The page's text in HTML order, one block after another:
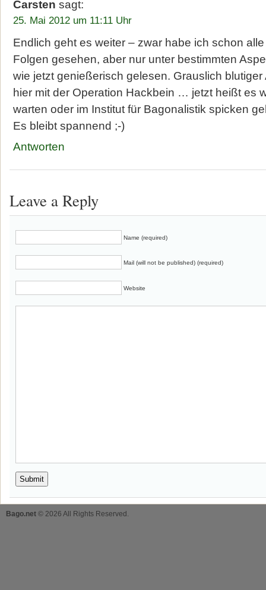
Carsten sagt:
25. Mai 2012 um 11:11 Uhr
Endlich geht es weiter – zwar habe ich schon
Folgen gesehen, aber nur unter bestimmten
wie jetzt genießerisch gelesen. Grauslich
hier mit der Operation Hackbein … jetzt heißt es
warten oder im Institut für Bagonalistik spicken
Es bleibt spannend ;-)
Antworten
Leave a Reply
Name (required)
Mail (will not be published) (required)
Website
Bago.net © 2026 All Rights Reserved.